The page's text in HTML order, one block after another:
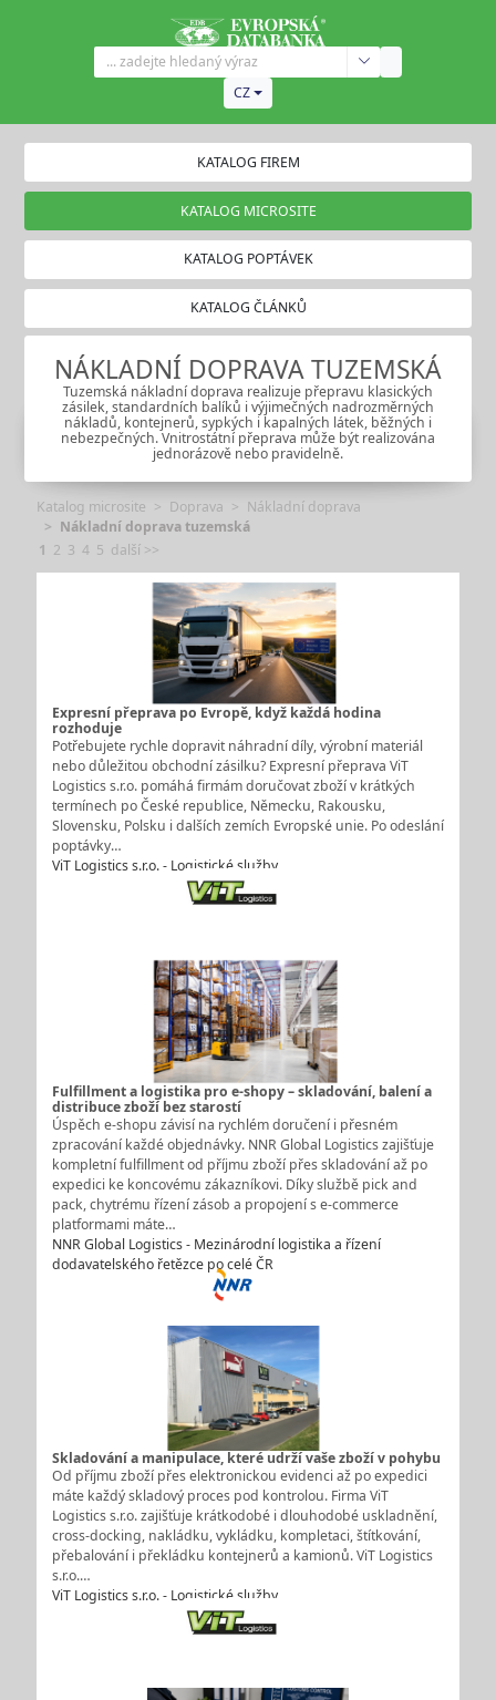
CZ
KATALOG FIREM
KATALOG MICROSITE
KATALOG POPTÁVEK
KATALOG ČLÁNKŮ
NÁKLADNÍ DOPRAVA TUZEMSKÁ
Tuzemská nákladní doprava realizuje přepravu klasických
zásilek, standardních balíků i výjimečných nadrozměrných
nákladů, kontejnerů, sypkých i kapalných látek, běžných i
nebezpečných. Vnitrostátní přeprava může být realizována
jednorázově nebo pravidelně.
Katalog microsite Doprava
Nákladní doprava
Nákladní doprava tuzemská
1 2 3 4 5 další >>
Expresní přeprava po Evropě, když každá hodina
rozhoduje
Potřebujete rychle dopravit náhradní díly, výrobní materiál
nebo důležitou obchodní zásilku? Expresní přeprava ViT
Logistics s.r.o. pomáhá firmám doručovat zboží v krátkých
termínech po České republice, Německu, Rakousku,
Slovensku, Polsku i dalších zemích Evropské unie. Po odeslání
poptávky…
ViT Logistics s.r.o. - Logistické služby
Fulfillment a logistika pro e-shopy – skladování, balení a
distribuce zboží bez starostí
Úspěch e-shopu závisí na rychlém doručení i přesném
zpracování každé objednávky. NNR Global Logistics zajišťuje
kompletní fulfillment od příjmu zboží přes skladování až po
expedici ke koncovému zákazníkovi. Díky službě pick and
pack, chytrému řízení zásob a propojení s e-commerce
platformami máte…
NNR Global Logistics - Mezinárodní logistika a řízení
dodavatelského řetězce po celé ČR
Skladování a manipulace, které udrží vaše zboží v pohybu
Od příjmu zboží přes elektronickou evidenci až po expedici
máte každý skladový proces pod kontrolou. Firma ViT
Logistics s.r.o. zajišťuje krátkodobé i dlouhodobé uskladnění,
cross-docking, nakládku, vykládku, kompletaci, štítkování,
přebalování i překládku kontejnerů a kamionů. ViT Logistics
s.r.o.…
ViT Logistics s.r.o. - Logistické služby